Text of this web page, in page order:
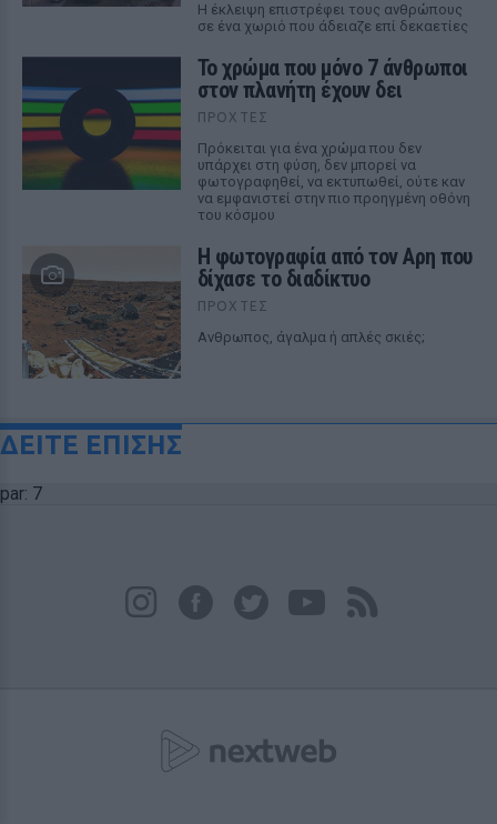
Η έκλειψη επιστρέφει τους ανθρώπους
σε ένα χωριό που άδειαζε επί δεκαετίες
Το χρώμα που μόνο 7 άνθρωποι
στον πλανήτη έχουν δει
ΠΡΟΧΤΈΣ
Πρόκειται για ένα χρώμα που δεν
υπάρχει στη φύση, δεν μπορεί να
φωτογραφηθεί, να εκτυπωθεί, ούτε καν
να εμφανιστεί στην πιο προηγμένη οθόνη
του κόσμου
Η φωτογραφία από τον Αρη που
δίχασε το διαδίκτυο
ΠΡΟΧΤΈΣ
Ανθρωπος, άγαλμα ή απλές σκιές;
ΔΕΙΤΕ ΕΠΙΣΗΣ
par: 7